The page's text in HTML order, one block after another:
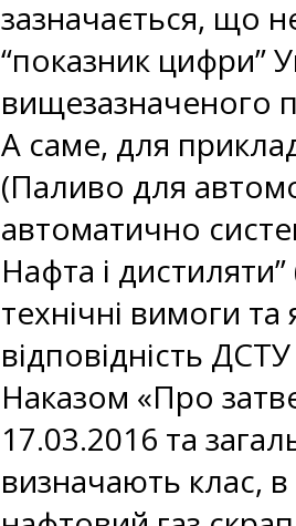
зазначається, що
“показник цифри”
вищезазначеного
А саме, для
(Паливо для
автоматично
Нафта і
технічні вимоги
відповідність
Наказом «Про
17.03.2016 та
визначають клас,